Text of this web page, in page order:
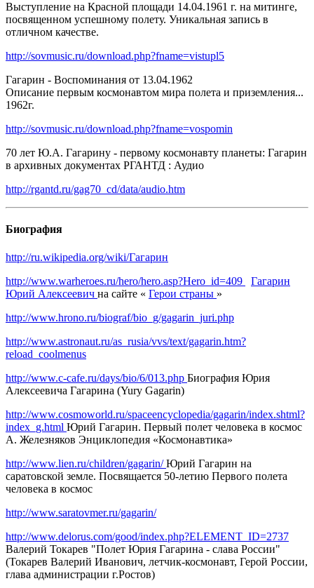
Выступление на Красной площади 14.04.1961 г. на митинге,
посвященном успешному полету. Уникальная запись в
отличном качестве.
http://sovmusic.ru/download.php?fname=vistupl5
Гагарин - Воспоминания от 13.04.1962
Описание первым космонавтом мира полета и приземления...
1962г.
http://sovmusic.ru/download.php?fname=vospomin
70 лет Ю.А. Гагарину - первому космонавту планеты: Гагарин
в архивных документах РГАНТД : Аудио
http://rgantd.ru/gag70_cd/data/audio.htm
Биография
http://ru.wikipedia.org/wiki/Гагарин
http://www.warheroes.ru/hero/hero.asp?Hero_id=409
Гагарин
Юрий Алексеевич на сайте « Герои страны »
http://www.hrono.ru/biograf/bio_g/gagarin_juri.php
http://www.astronaut.ru/as_rusia/vvs/text/gagarin.htm?
reload_coolmenus
http://www.c-cafe.ru/days/bio/6/013.php Биография Юрия
Алексеевича Гагарина (Yury Gagarin)
http://www.cosmoworld.ru/spaceencyclopedia/gagarin/index.shtml?
index_g.html Юрий Гагарин. Первый полет человека в космос
А. Железняков Энциклопедия «Космонавтика»
http://www.lien.ru/children/gagarin/Юрий Гагарин на
саратовской земле. Посвящается 50-летию Первого полета
человека в космос
http://www.saratovmer.ru/gagarin/
http://www.delorus.com/good/index.php?ELEMENT_ID=2737
Валерий Токарев "Полет Юрия Гагарина - слава России"
(Токарев Валерий Иванович, летчик-космонавт, Герой России,
глава администрации г.Ростов)